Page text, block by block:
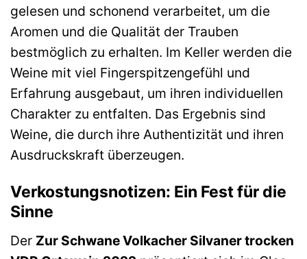
gelesen und schonend verarbeitet, um die
Aromen und die Qualität der Trauben
bestmöglich zu erhalten. Im Keller werden die
Weine mit viel Fingerspitzengefühl und
Erfahrung ausgebaut, um ihren individuellen
Charakter zu entfalten. Das Ergebnis sind
Weine, die durch ihre Authentizität und ihren
Ausdruckskraft überzeugen.
Verkostungsnotizen: Ein Fest für die
Sinne
Der Zur Schwane Volkacher Silvaner trocken